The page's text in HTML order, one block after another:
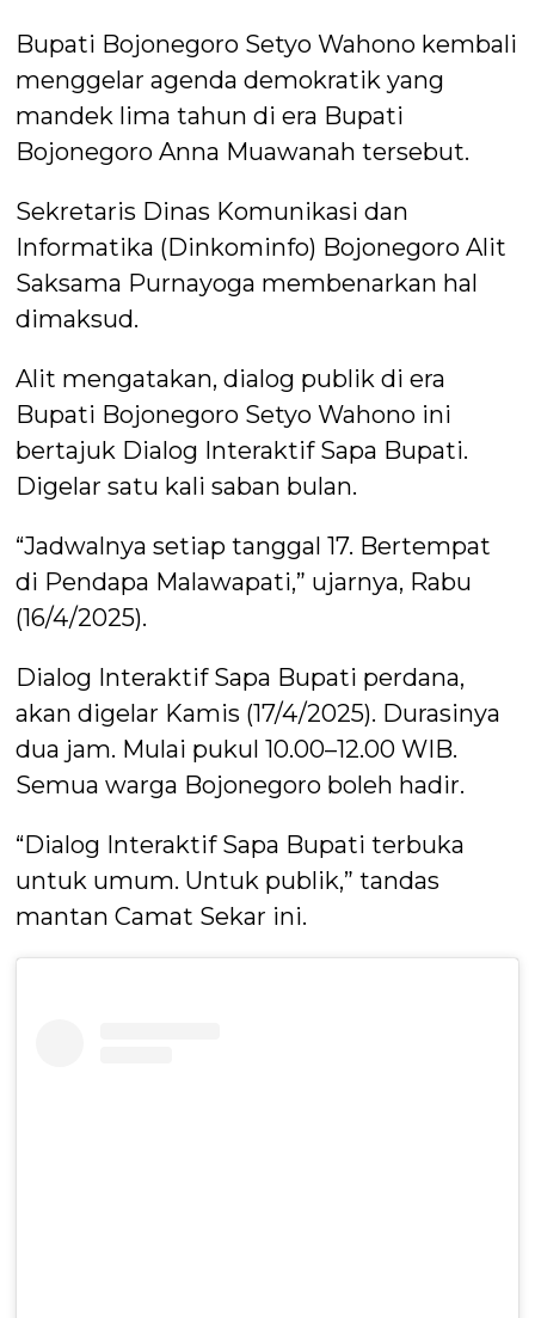
Bupati Bojonegoro Setyo Wahono kembali
menggelar agenda demokratik yang
mandek lima tahun di era Bupati
Bojonegoro Anna Muawanah tersebut.
Sekretaris Dinas Komunikasi dan
Informatika (Dinkominfo) Bojonegoro Alit
Saksama Purnayoga membenarkan hal
dimaksud.
Alit mengatakan, dialog publik di era
Bupati Bojonegoro Setyo Wahono ini
bertajuk Dialog Interaktif Sapa Bupati.
Digelar satu kali saban bulan.
“Jadwalnya setiap tanggal 17. Bertempat
di Pendapa Malawapati,” ujarnya, Rabu
(16/4/2025).
Dialog Interaktif Sapa Bupati perdana,
akan digelar Kamis (17/4/2025). Durasinya
dua jam. Mulai pukul 10.00–12.00 WIB.
Semua warga Bojonegoro boleh hadir.
“Dialog Interaktif Sapa Bupati terbuka
untuk umum. Untuk publik,” tandas
mantan Camat Sekar ini.